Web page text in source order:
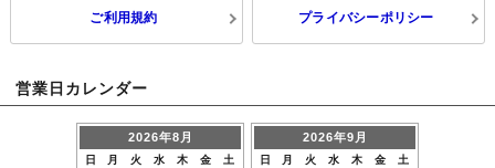
ご利用規約 プライバシーポリシー
営業日カレンダー
2026年8月
日 月 火 水 木 金
土
2026年9月
日 月 火 水 木 金
土